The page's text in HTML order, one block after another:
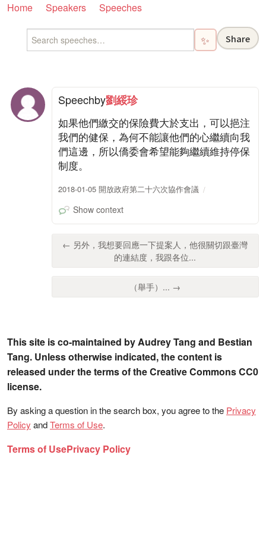
Home Speakers Speeches
✨ Share
Speechby劉綏珍
如果他們繳交的保險費大於支出，可以挹注
我們的健保，為何不能讓他們的心繼續向我
們這邊，所以僑委會希望能夠繼續維持停保
制度。
2018-01-05 開放政府第二十六次協作會議
Show context
← 另外，我想要回應一下提案人，他很關切跟臺灣
的連結度，我跟各位...
（舉手）... →
This site is co-maintained by Audrey Tang and Bestian
Tang. Unless otherwise indicated, the content is
released under the terms of the Creative Commons CC0
license.
By asking a question in the search box, you agree to the Privacy
Policy andTerms of Use.
Terms of UsePrivacy Policy